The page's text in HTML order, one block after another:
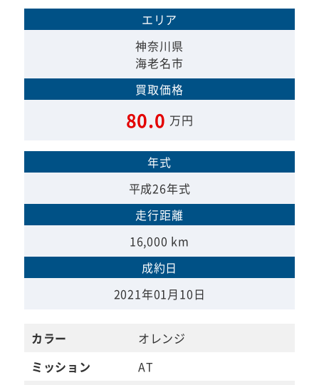
エリア
神奈川県
海老名市
買取価格
80.0 万円
年式
平成26年式
走行距離
16,000 km
成約日
2021年01月10日
カラー
オレンジ
ミッション
AT